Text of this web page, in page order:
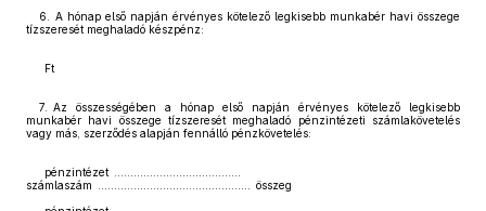
6. A hónap első napján érvényes kötelező legkisebb munkabér havi összege
tízszeresét meghaladó készpénz:
Ft
7. Az összességében a hónap első napján érvényes kötelező legkisebb
munkabér havi összege tízszeresét meghaladó pénzintézeti számlakövetelés
vagy más, szerződés alapján fennálló pénzkövetelés:
pénzintézet .......................................
számlaszám ............................................... összeg